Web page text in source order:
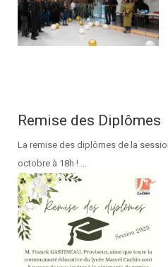
Remise des Diplômes
La remise des diplômes de la
octobre à 18h ! ...